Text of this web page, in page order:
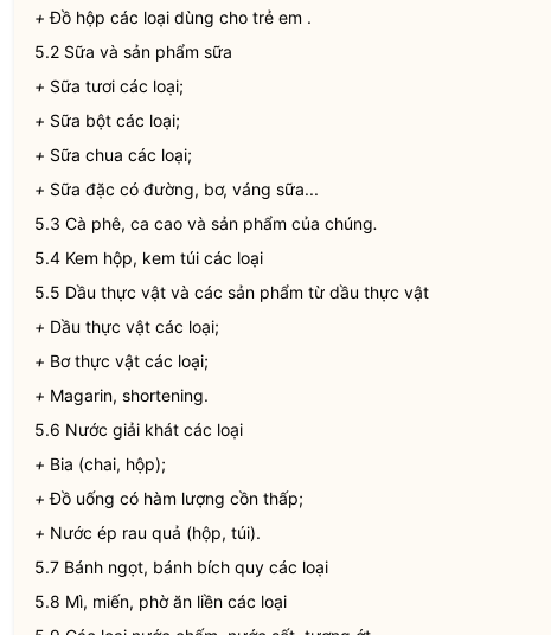
+Đồ hộp các loại dùng cho trẻ em .
5.2 Sữa và sản phẩm sữa
+ Sữa tươi các loại;
+ Sữa bột các loại;
+ Sữa chua các loại;
+ Sữa đặc có đường, bơ, váng sữa...
5.3 Cà phê, ca cao và sản phẩm của chúng.
5.4 Kem hộp, kem túi các loại
5.5 Dầu thực vật và các sản phẩm từ dầu thực vật
+ Dầu thực vật các loại;
+ Bơ thực vật các loại;
+ Magarin, shortening.
5.6 Nước giải khát các loại
+ Bia (chai, hộp);
+Đồ uống có hàm lượng cồn thấp;
+ Nước ép rau quả (hộp, túi).
5.7 Bánh ngọt, bánh bích quy các loại
5.8 Mì, miến, phờ ăn liền các loại